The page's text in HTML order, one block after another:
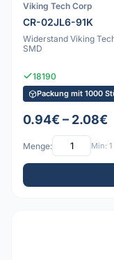
Viking Tech Corp
CR-02JL6-91K
Widerstand Viking
SMD
18190
Packung mit 1000
0.94€ – 2.08€
Menge: Min: 1